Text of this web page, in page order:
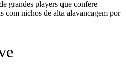
grandes players que confere
com nichos de alta alavancagem por